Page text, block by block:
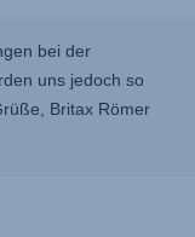
bei der
uns jedoch so
Britax Römer